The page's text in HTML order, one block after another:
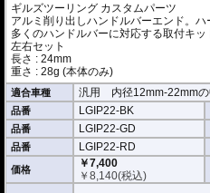
ギルズツーリング カスタムパーツ
アルミ削り出しハンドルバーエンド。ハ
多くのハンドルバーに対応する取付キッ
左右セット
長さ : 24mm
重さ : 28g (本体のみ)
適合車種 汎用 内径12mm-22mmの
品番 LGIP22-BK
品番 LGIP22-GD
品番 LGIP22-RD
価格
￥7,400
￥8,140(税込)